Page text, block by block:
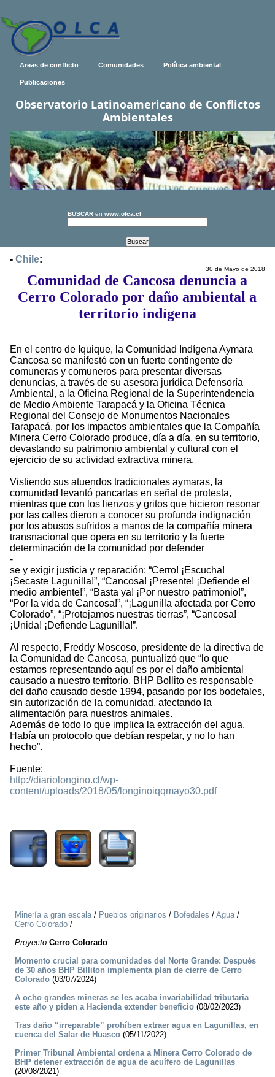
Areas de conflicto Comunidades Política ambiental
Publicaciones
Observatorio Latinoamericano de Conflictos
Ambientales
BUSCAR en www.olca.cl
- Chile:
30 de Mayo de 2018
Comunidad de Cancosa denuncia a
Cerro Colorado por daño ambiental a
territorio indígena
En el centro de Iquique, la Comunidad Indígena Aymara
Cancosa se manifestó con un fuerte contingente de
comuneras y comuneros para presentar diversas
denuncias, a través de su asesora jurídica Defensoría
Ambiental, a la Oficina Regional de la Superintendencia
de Medio Ambiente Tarapacá y la Oficina Técnica
Regional del Consejo de Monumentos Nacionales
Tarapacá, por los impactos ambientales que la Compañía
Minera Cerro Colorado produce, día a día, en su territorio,
devastando su patrimonio ambiental y cultural con el
ejercicio de su actividad extractiva minera.
Vistiendo sus atuendos tradicionales aymaras, la
comunidad levantó pancartas en señal de protesta,
mientras que con los lienzos y gritos que hicieron resonar
por las calles dieron a conocer su profunda indignación
por los abusos sufridos a manos de la compañía minera
transnacional que opera en su territorio y la fuerte
determinación de la comunidad por defender
-
se y exigir justicia y reparación: “Cerro! ¡Escucha!
¡Secaste Lagunilla!”, “Cancosa! ¡Presente! ¡Defiende el
medio ambiente!”, “Basta ya! ¡Por nuestro patrimonio!”,
“Por la vida de Cancosa!”, “¡Lagunilla afectada por Cerro
Colorado”, “¡Protejamos nuestras tierras”, “Cancosa!
¡Unida! ¡Defiende Lagunilla!”.
Al respecto, Freddy Moscoso, presidente de la directiva de
la Comunidad de Cancosa, puntualizó que “lo que
estamos representando aquí es por el daño ambiental
causado a nuestro territorio. BHP Bollito es responsable
del daño causado desde 1994, pasando por los bodefales,
sin autorización de la comunidad, afectando la
alimentación para nuestros animales.
Además de todo lo que implica la extracción del agua.
Había un protocolo que debían respetar, y no lo han
hecho”.
Fuente:
http://diariolongino.cl/wp-
content/uploads/2018/05/longinoiqqmayo30.pdf
Minería a gran escala/ Pueblos originarios / Bofedales / Agua/
Cerro Colorado /
Proyecto Cerro Colorado:
Momento crucial para comunidades del Norte Grande: Después
de 30 años BHP Billiton implementa plan de cierre de Cerro
Colorado (03/07/2024)
A ocho grandes mineras se les acaba invariabilidad tributaria
este año y piden a Hacienda extender beneficio (08/02/2023)
Tras daño “irreparable” prohíben extraer agua en Lagunillas, en
cuenca del Salar de Huasco (05/11/2022)
Primer Tribunal Ambiental ordena a Minera Cerro Colorado de
BHP detener extracción de agua de acuífero de Lagunillas
(20/08/2021)